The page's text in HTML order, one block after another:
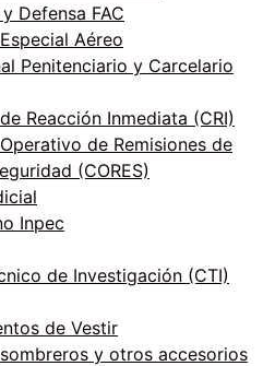
Defensa FAC
Aéreo
Penitenciario y Carcelario
Reacción Inmediata (CRI)
de Remisiones de
(CORES)
Inpec
de Investigación (CTI)
de Vestir
y otros accesorios